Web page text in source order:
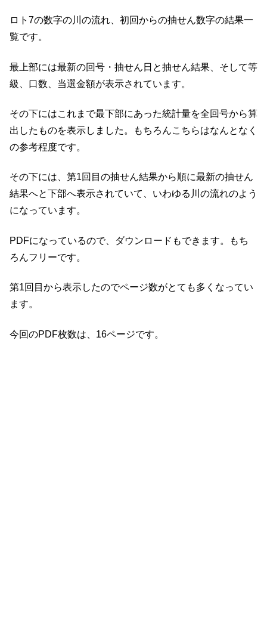
ロト7の数字の川の流れ、初回からの抽せん数字の結果一
覧です。
最上部には最新の回号・抽せん日と抽せん結果、そして等
級、口数、当選金額が表示されています。
その下にはこれまで最下部にあった統計量を全回号から算
出したものを表示しました。もちろんこちらはなんとなく
の参考程度です。
その下には、第1回目の抽せん結果から順に最新の抽せん
結果へと下部へ表示されていて、いわゆる川の流れのよう
になっています。
PDFになっているので、ダウンロードもできます。もち
ろんフリーです。
第1回目から表示したのでページ数がとても多くなってい
ます。
今回のPDF枚数は、16ページです。